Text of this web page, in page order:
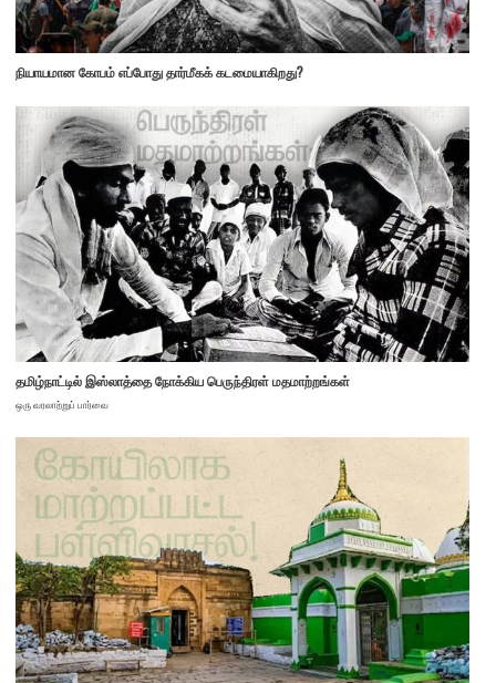
நியாயமான கோபம் எப்போது தார்மீகக் கடமையாகிறது?
தமிழ்நாட்டில் இஸ்லாத்தை நோக்கிய பெருந்திரள் மதமாற்றங்கள்
ஒரு வரலாற்றுப் பார்வை